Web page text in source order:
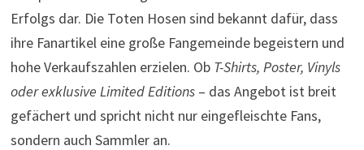
Erfolgs dar. Die Toten Hosen sind bekannt dafür, dass
ihre Fanartikel eine große Fangemeinde begeistern und
hohe Verkaufszahlen erzielen. Ob T-Shirts, Poster, Vinyls
oder exklusive Limited Editions– das Angebot ist breit
gefächert und spricht nicht nur eingefleischte Fans,
sondern auch Sammler an.